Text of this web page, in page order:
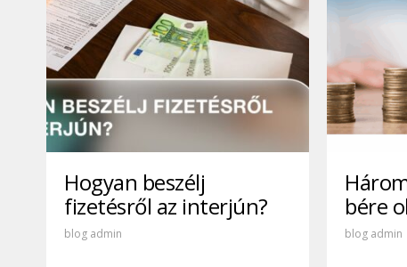
Hogyan beszélj
fizetésről az interjún?
blog admin
bére
blog admin